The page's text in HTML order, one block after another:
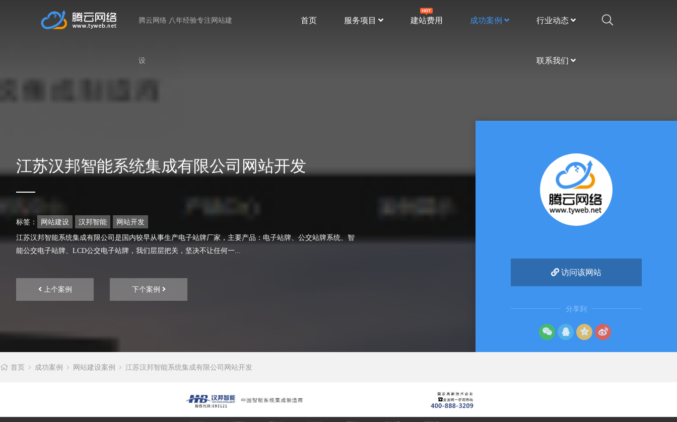
腾云网络 八年经验专注网站建
设
首页 服务项目 建站费用 成功案例 行业动态
联系我们
江苏汉邦智能系统集成有限公司网站开发
标签： 网站建设 汉邦智能 网站开发
江苏汉邦智能系统集成有限公司是国内较早从事生产电子站牌厂家，主要产品：电子站牌、公交站牌系统、智
能公交电子站牌、LCD公交电子站牌，我们层层把关，坚决不让任何一...
上个案例 下个案例
访问该网站
分享到
首页 成功案例 网站建设案例 江苏汉邦智能系统集成有限公司网站开发